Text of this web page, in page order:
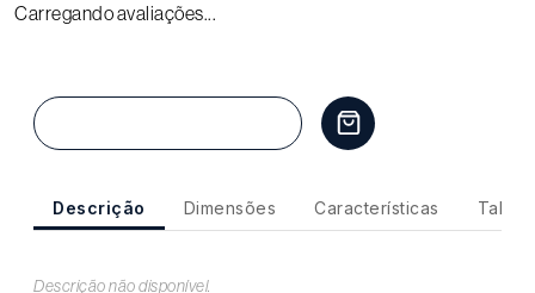
Carregando avaliações...
Descrição Dimensões Características
Descrição não disponível.